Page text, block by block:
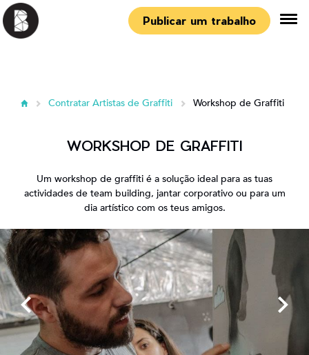
Publicar um trabalho
Contratar Artistas de Graffiti Workshop de Graffiti
WORKSHOP DE GRAFFITI
Um workshop de graffiti é a solução ideal para as tuas
actividades de team building, jantar corporativo ou para um
dia artístico com os teus amigos.